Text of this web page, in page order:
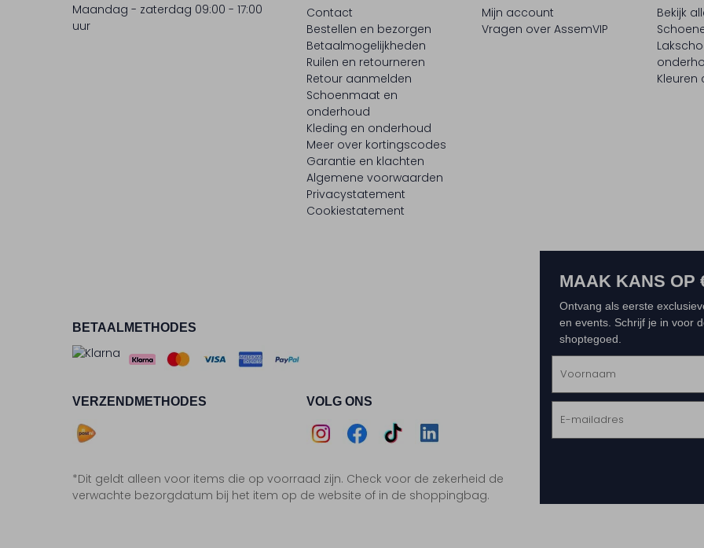
Maandag - zaterdag 09:00 - 17:00
uur
Contact
Bestellen en bezorgen
Betaalmogelijkheden
Ruilen en retourneren
Retour aanmelden
Schoenmaat en
onderhoud
Kleding en onderhoud
Meer over kortingscodes
Garantie en klachten
Algemene voorwaarden
Privacystatement
Cookiestatement
Mijn account
Vragen over AssemVIP
Bekijk
BETAALMETHODES
VERZENDMETHODES VOLG ONS
Instagram
Facebook
TikTokLinkedIn
*Dit geldt alleen voor items die op voorraad zijn. Check voor de zekerheid de
verwachte bezorgdatum bij het item op de website of in de shoppingbag.
MAAK KANS OP
Ontvang als eerste
en events. Schrijf je in voor
shoptegoed.